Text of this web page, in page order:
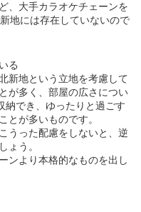
、大手カラオケチェーンを
地には存在していないので
る
新地という立地を考慮して
が多く、部屋の広さについ
納でき、ゆったりと過ごす
とが多いものです。
うった配慮をしないと、逆
ょう。
ンより本格的なものを出し